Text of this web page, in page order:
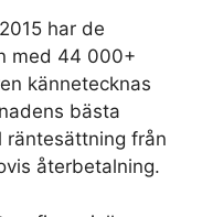
har de
med 44 000+
kännetecknas
bästa
räntesättning från
återbetalning.